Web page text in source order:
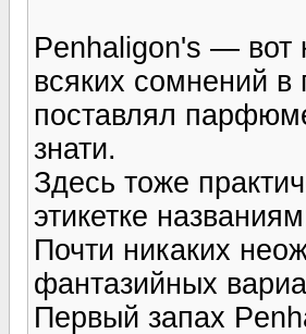
Penhaligon's — вот
всяких сомнений
поставлял
знати.
Здесь тоже
этикетке
Почти никаких
фантазийных
Первый запах